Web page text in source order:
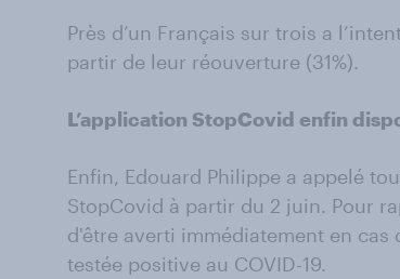
Près d’un Français sur trois a
partir de leur réouverture (31%).
L’application StopCovid enfin
Enfin, Edouard Philippe a appelé
StopCovid à partir du 2 juin. Pour
d'être averti immédiatement en
testée positive au COVID-19.